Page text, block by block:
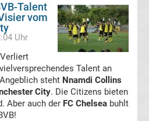
Talent
vom
Uhr
Talent an
steht Nnamdi Collins
City. Die Citizens bieten
Aber auch der FC Chelsea buhlt